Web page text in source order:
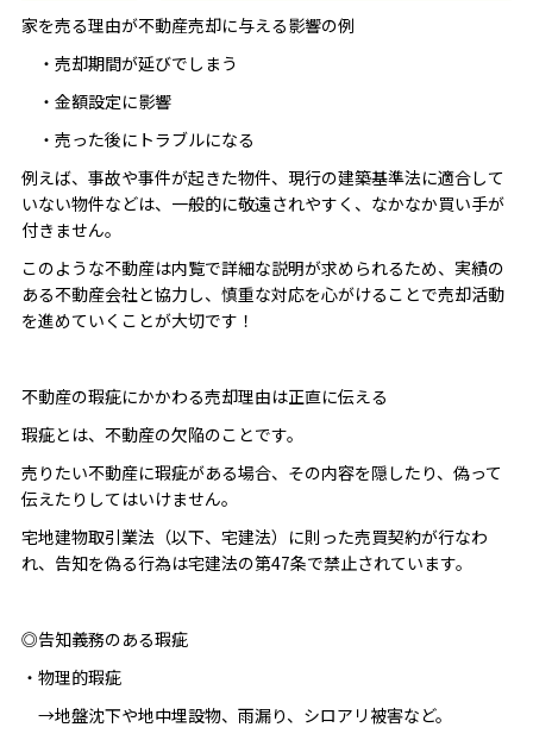
家を売る理由が不動産売却に与える影響の例
・売却期間が延びでしまう
・金額設定に影響
・売った後にトラブルになる
例えば、事故や事件が起きた物件、現行の建築基準法に適合して
いない物件などは、一般的に敬遠されやすく、なかなか買い手が
付きません。
このような不動産は内覧で詳細な説明が求められるため、実績の
ある不動産会社と協力し、慎重な対応を心がけることで売却活動
を進めていくことが大切です！
不動産の瑕疵にかかわる売却理由は正直に伝える
瑕疵とは、不動産の欠陥のことです。
売りたい不動産に瑕疵がある場合、その内容を隠したり、偽って
伝えたりしてはいけません。
宅地建物取引業法（以下、宅建法）に則った売買契約が行なわ
れ、告知を偽る行為は宅建法の第47条で禁止されています。
◎告知義務のある瑕疵
・物理的瑕疵
→地盤沈下や地中埋設物、雨漏り、シロアリ被害など。